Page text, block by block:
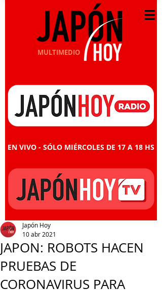
MULTIMEDIO
EN VIVO - SÓLO MIÉRCOLES DE 17 A 18 HS
JAPON: ROBOTS HACEN
PRUEBAS DE
CORONAVIRUS PARA
Japón Hoy
10 abr 2021